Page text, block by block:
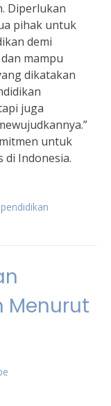
Diperlukan
pihak untuk
demi
mampu
dikatakan
juga
untuk
di Indonesia.
pendidikan
Menurut